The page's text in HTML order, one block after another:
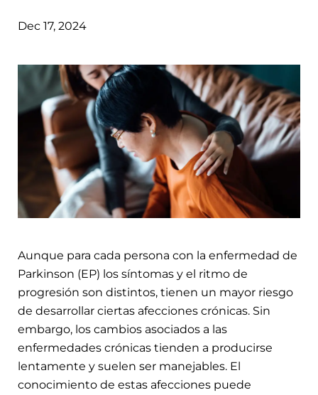
Dec 17, 2024
Aunque para cada persona con la enfermedad de
Parkinson (EP) los síntomas y el ritmo de
progresión son distintos, tienen un mayor riesgo
de desarrollar ciertas afecciones crónicas. Sin
embargo, los cambios asociados a las
enfermedades crónicas tienden a producirse
lentamente y suelen ser manejables. El
conocimiento de estas afecciones puede